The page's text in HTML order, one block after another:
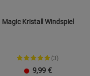
Magic Kristall Windspiel
(3)
9,99 €